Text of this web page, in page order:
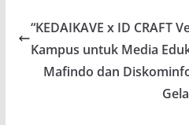
“KEDAIKAVE x ID CRAFT
Kampus untuk Media
Mafindo dan